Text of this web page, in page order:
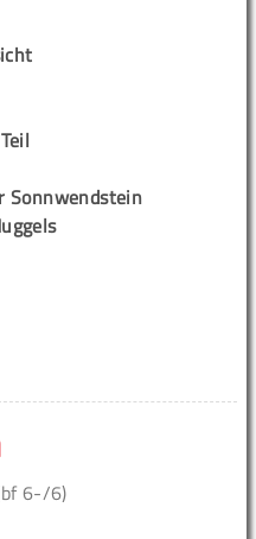
Sonnwendstein
6-/6)